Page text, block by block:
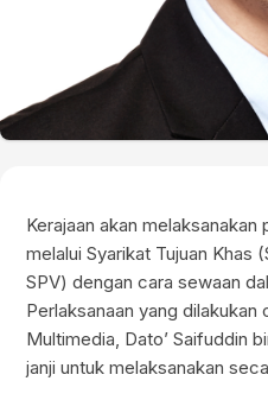
Kerajaan akan
melalui Syarikat Tujuan Khas
SPV) dengan cara sewaan
Perlaksanaan yang
Multimedia, Dato’ Saifuddin
janji untuk melaksanakan